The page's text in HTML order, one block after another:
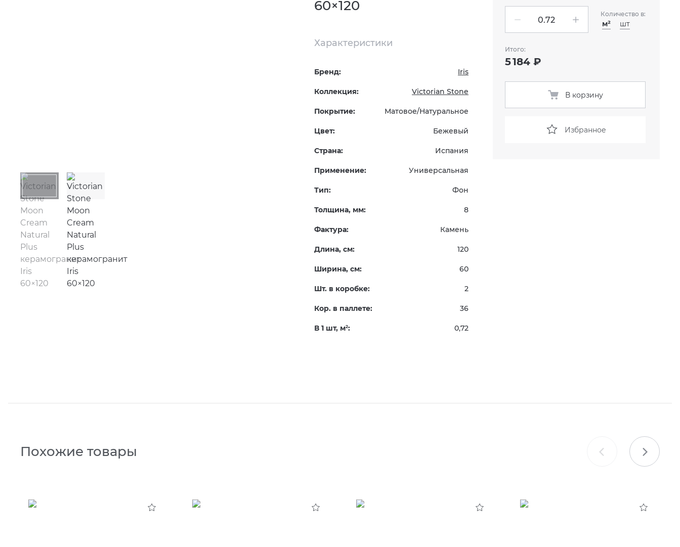
60×120
Характеристики
Бренд: Iris
Коллекция: Victorian Stone
Покрытие: Матовое/Натуральное
Цвет: Бежевый
Страна: Испания
Применение: Универсальная
Тип: Фон
Толщина, мм: 8
Фактура: Камень
Длина, см: 120
Ширина, см: 60
Шт. в коробке: 2
Кор. в паллете: 36
В 1 шт, м2: 0,72
Количество в:
м² шт
Итого:
5 184 ₽
В корзину
Избранное
Похожие товары